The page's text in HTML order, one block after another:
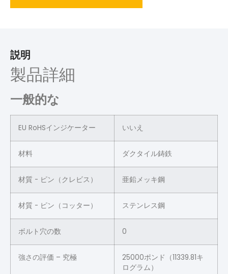
説明
製品詳細
一般的な
EU RoHSインジケーター いいえ
材料 ダクタイル鋳鉄
材質 - ピン（クレビス） 亜鉛メッキ鋼
材質 - ピン（コッター） ステンレス鋼
ボルト穴の数 0
強さの評価 – 究極
25000ポンド（11339.81キ
ログラム）